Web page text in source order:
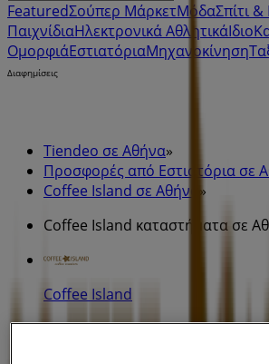
FeaturedΣούπερ ΜάρκετΜόδαΣπίτι
ΠαιχνίδιαΗλεκτρονικάΑθλητικά
ΟμορφιάΕστιατόριαΜηχανοκίνηση
Διαφημίσεις
Tiendeo σε Αθήνα»
Προσφορές από Εστιατόρια σε
Coffee Island σε Αθήνα »
Coffee Island καταστήματα σε
Coffee Island
Γ' Σεπτεμβρίου 38 &